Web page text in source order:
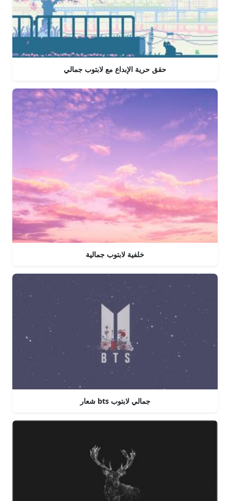
حقق حرية الإبداع مع لابتوب جمالي
خلفية لابتوب جمالية
شعار bts جمالي لابتوب